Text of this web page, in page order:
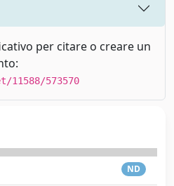
per citare o creare un
573570
ND